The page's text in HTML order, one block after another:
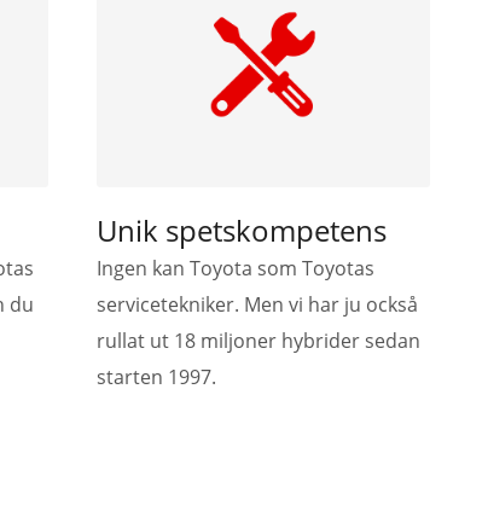
du
Unik spetskompetens
Ingen kan Toyota som Toyotas
servicetekniker. Men vi har ju också
rullat ut 18 miljoner hybrider sedan
starten 1997.